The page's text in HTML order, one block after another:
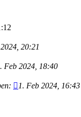
20:21
Feb 2024, 18:40
1. Feb 2024, 16:43